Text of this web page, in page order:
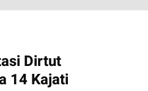
Dirtut
14 Kajati